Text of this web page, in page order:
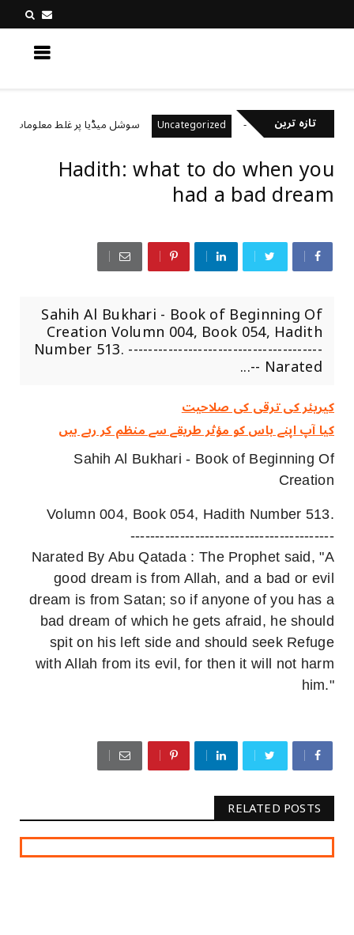
تازہ ترین
رکھتے ہیں؟ Uncategorized سوشل میڈیا پر غلط معلومات کیسے
Hadith: what to do when you
had a bad dream
Sahih Al Bukhari - Book of Beginning Of
Creation Volumn 004, Book 054, Hadith
Number 513. ---------------------------------------
-- Narated...
کیریئر کی ترقی کی صلاحیت
کیا آپ اپنے باس کو مؤثر طریقے سے منظم کر رہے ہیں
Sahih Al Bukhari - Book of Beginning Of
Creation
Volumn 004, Book 054, Hadith Number 513.
-----------------------------------------
Narated By Abu Qatada : The Prophet said, "A
good dream is from Allah, and a bad or evil
dream is from Satan; so if anyone of you has a
bad dream of which he gets afraid, he should
spit on his left side and should seek Refuge
with Allah from its evil, for then it will not harm
him."
RELATED POSTS